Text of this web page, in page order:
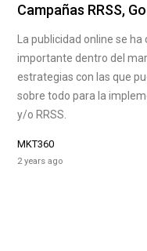
Campañas RRSS,
La publicidad online se
importante dentro del
estrategias con las que
sobre todo para la
y/o RRSS.
MKT360
2 years ago